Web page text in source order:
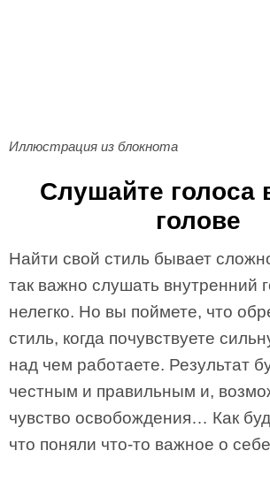
Иллюстрация из блокнота
Слушайте голоса
голове
Найти свой стиль бывает
так важно слушать внутренний
нелегко. Но вы поймете, что
стиль, когда почувствуете
над чем работаете. Результат
честным и правильным и,
чувство освобождения… Как
что поняли что-то важное о